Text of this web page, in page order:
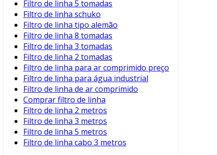
Filtro de linha 5 tomadas
Filtro de linha schuko
Filtro de linha tipo alemão
Filtro de linha 8 tomadas
Filtro de linha 3 tomadas
Filtro de linha 2 tomadas
Filtro de linha para ar comprimido preço
Filtro de linha para água industrial
Filtro de linha de ar comprimido
Comprar filtro de linha
Filtro de linha 2 metros
Filtro de linha 3 metros
Filtro de linha 5 metros
Filtro de linha cabo 3 metros